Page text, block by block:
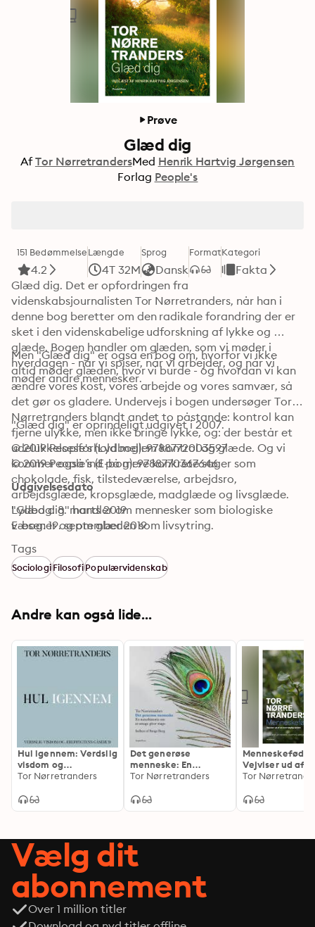
Prøve
Glæd dig
Af Tor NørretrandersMed Henrik Hartvig Jørgensen
Forlag People's
151 Bedømmelse
4.2
Længde
4T 32M
Sprog
Dansk
FormatKategori
Fakta
Glæd dig. Det er opfordringen fra
videnskabsjournalisten Tor Nørretranders, når han i
denne bog beretter om den radikale forandring der er
sket i den videnskabelige udforskning af lykke og
glæde. Bogen handler om glæden, som vi møder i
hverdagen - når vi spiser, når vi arbejder, og når vi
møder andre mennesker.
Men "Glæd dig" er også en bog om, hvorfor vi ikke
altid møder glæden, hvor vi burde - og hvordan vi kan
ændre vores kost, vores arbejde og vores samvær, så
det gør os gladere. Undervejs i bogen undersøger Tor
Nørretranders blandt andet to påstande: kontrol kan
fjerne ulykke, men ikke bringe lykke, og: der består et
udelukkelsesforhold mellem kontrol og glæde. Og vi
kommer også ind på mere konkrete sager som
chokolade, fisk, tilstedeværelse, arbejdsro,
arbejdsglæde, kropsglæde, madglæde og livsglæde.
"Glæd dig" handler om mennesker som biologiske
"Glæd dig" er oprindeligt udgivet i 2007.
© 2019 People's (Lydbog): 9788772003597
© 2019 People's (E-bog): 9788770367646
Udgivelsesdato
Lydbog: 8. marts 2019
E-bog: 19. september 2019
Tags
SociologiFilosofiPopulærvidenskab
Andre kan også lide...
Hul igennem: Verdslig
visdom og
ærefrygtens gåsehud
Tor Nørretranders
Det generøse
menneske: En
naturhistorie om at
Tor Nørretranders
Menneskeføde:
Vejviser ud af
overvægtig
Tor
Vælg dit
abonnement
Over 1 million titler